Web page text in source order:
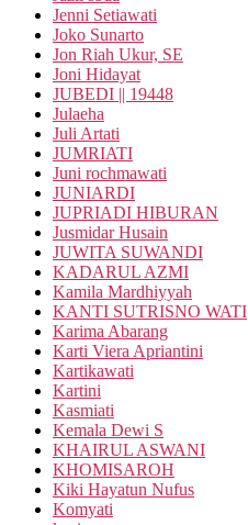
Jenni Setiawati
Joko Sunarto
Jon Riah Ukur, SE
Joni Hidayat
JUBEDI || 19448
Julaeha
Juli Artati
JUMRIATI
Juni rochmawati
JUNIARDI
JUPRIADI HIBURAN
Jusmidar Husain
JUWITA SUWANDI
KADARUL AZMI
Kamila Mardhiyyah
KANTI SUTRISNO WATI
Karima Abarang
Karti Viera Apriantini
Kartikawati
Kartini
Kasmiati
Kemala Dewi S
KHAIRUL ASWANI
KHOMISAROH
Kiki Hayatun Nufus
Komyati